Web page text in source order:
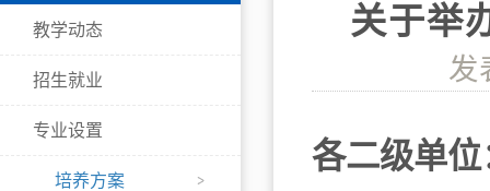
教学动态
招生就业
专业设置
培养方案
关于举
发
各二级单位